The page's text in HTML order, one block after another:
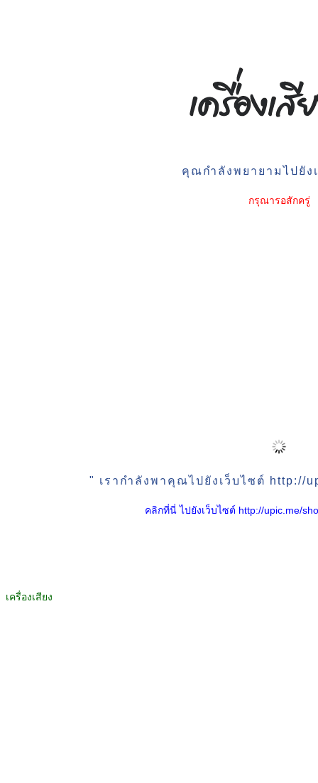
คุณกำลังพยายามไปยัง
กรุณารอสักครู่
" เรากำลังพาคุณไปยังเว็บไซต์ http://
คลิกที่นี่ ไปยังเว็บไซต์ http://upic.me/
เครื่องเสียง